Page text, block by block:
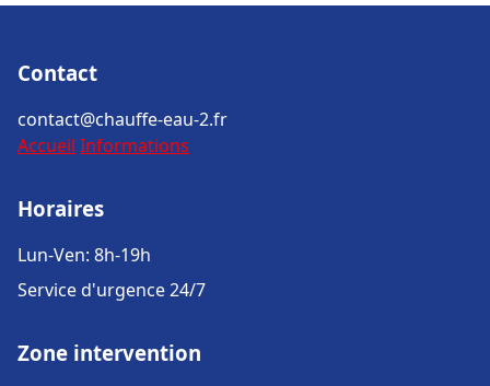
Contact
contact@chauffe-eau-2.fr
Accueil Informations
Horaires
Lun-Ven: 8h-19h
Service d'urgence 24/7
Zone intervention